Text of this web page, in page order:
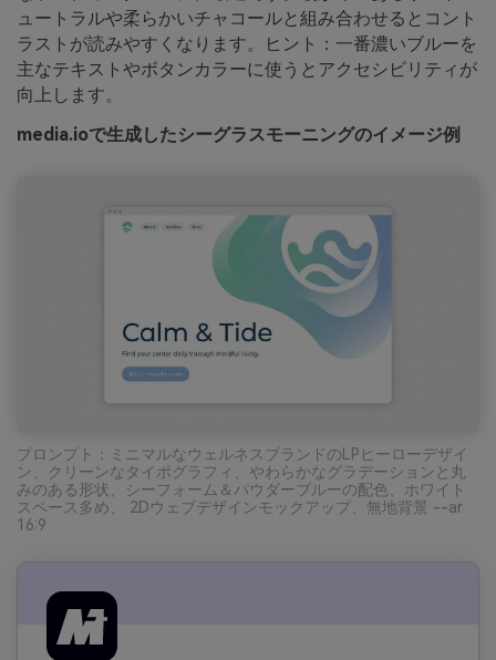
ュートラルや柔らかいチャコールと組み合わせるとコント
ラストが読みやすくなります。ヒント：一番濃いブルーを
主なテキストやボタンカラーに使うとアクセシビリティが
向上します。
media.ioで生成したシーグラスモーニングのイメージ例
プロンプト：ミニマルなウェルネスブランドのLPヒーローデザイ
ン、クリーンなタイポグラフィ、やわらかなグラデーションと丸
みのある形状、シーフォーム＆パウダーブルーの配色、ホワイト
スペース多め、 2Dウェブデザインモックアップ、無地背景 --ar
16:9